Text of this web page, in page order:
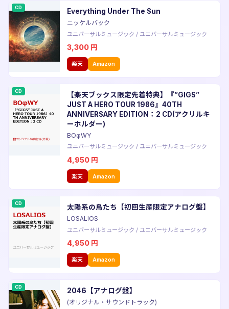
CD Everything Under The Sun
ニッケルバック
ユニバーサルミュージック / ユニバーサルミュージック
3,300 円
楽天 Amazon
CD
【楽天ブックス限定先着特典】『”GIGS”
JUST A HERO TOUR 1986』40TH
ANNIVERSARY EDITION：2 CD(アクリルキ
ーホルダー)
BOφWY
ユニバーサルミュージック / ユニバーサルミュージック
4,950 円
楽天 Amazon
CD 太陽系の鳥たち【初回生産限定アナログ盤】
LOSALIOS
ユニバーサルミュージック / ユニバーサルミュージック
4,950 円
楽天 Amazon
CD 2046【アナログ盤】
(オリジナル・サウンドトラック)